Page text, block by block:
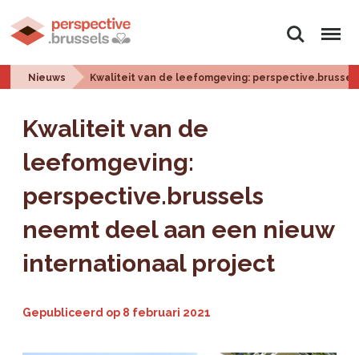
Zoeken Menu
Nieuws Kwaliteit van de leefomgeving:
Kwaliteit van de
leefomgeving:
perspective.brussels
neemt deel aan een nieuw
internationaal project
Gepubliceerd op 8 februari 2021